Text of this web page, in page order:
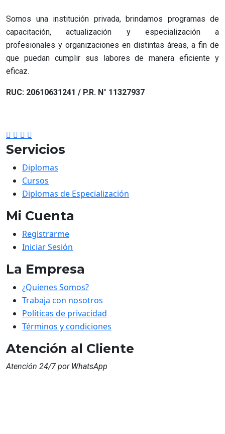
Somos una institución privada, brindamos programas de
capacitación, actualización y especialización a
profesionales y organizaciones en distintas áreas, a fin de
que puedan cumplir sus labores de manera eficiente y
eficaz.
RUC: 20610631241 / P.R. N° 11327937
Servicios
Diplomas
Cursos
Diplomas de Especialización
Mi Cuenta
Registrarme
Iniciar Sesión
La Empresa
¿Quienes Somos?
Trabaja con nosotros
Políticas de privacidad
Términos y condiciones
Atención al Cliente
Atención 24/7 por WhatsApp